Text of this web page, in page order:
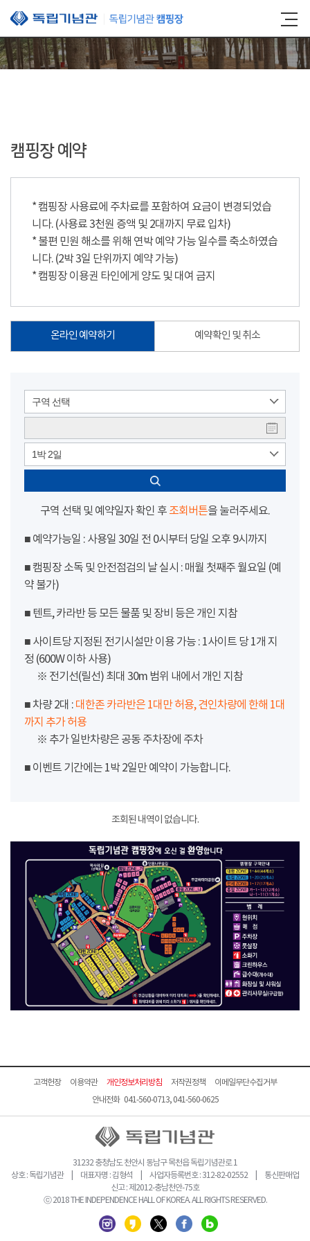
본문 바로가기
캠핑장 예약
* 캠핑장 사용료에 주차료를 포함하여 요금이 변경되었습
니다. (사용료 3천원 증액 및 2대까지 무료 입차)
* 불편 민원 해소를 위해 연박 예약 가능 일수를 축소하였습
니다. (2박 3일 단위까지 예약 가능)
* 캠핑장 이용권 타인에게 양도 및 대여 금지
온라인 예약하기 예약확인 및 취소
구역 선택
1박 2일
구역 선택 및 예약일자 확인 후 조회버튼을 눌러주세요.
■ 예약가능일 : 사용일 30일 전 0시부터 당일 오후 9시까지
■ 캠핑장 소독 및 안전점검의 날 실시 : 매월 첫째주 월요일 (예
약 불가)
■ 텐트, 카라반 등 모든 물품 및 장비 등은 개인 지참
■ 사이트당 지정된 전기시설만 이용 가능 : 1사이트 당 1개 지
정 (600W 이하 사용)
※ 전기선(릴선) 최대 30m 범위 내에서 개인 지참
■ 차량 2대 : 대한존 카라반은 1대만 허용, 견인차량에 한해 1대
까지 추가 허용
※ 추가 일반차량은 공동 주차장에 주차
■ 이벤트 기간에는 1박 2일만 예약이 가능합니다.
조회된 내역이 없습니다.
고객헌장 이용약관 개인정보처리방침 저작권정책
이메일무단수집거부
안내전화 041-560-0713, 041-560-0625
31232 충청남도 천안시 동남구 목천읍 독립기념관로 1
상호 : 독립기념관 | 대표자명 : 김형석 | 사업자등록번호 : 312-82-02552 | 통신판매업
신고 : 제2012-충남천안-75호
ⓒ 2018 THE INDEPENDENCE HALL OF KOREA. ALL RIGHTS RESERVED.